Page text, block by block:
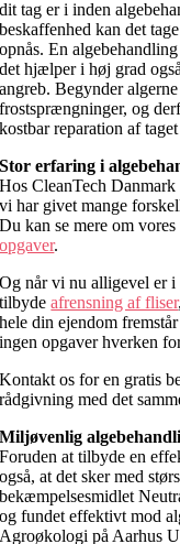
dit tag er i inden
beskaffenhed kan det
opnås. En
det hjælper i høj grad
angreb. Begynder
frostsprængninger, og
kostbar reparation af
Stor erfaring i
Hos CleanTech
vi har givet mange
Du kan se mere om
opgaver.
Og når vi nu alligevel er i
tilbydeafrensning af fliser
hele din ejendom
ingen opgaver hverken
Kontakt os for en gratis
rådgivning med det
Miljøvenlig
Foruden at tilbyde en
også, at det sker med
bekæmpelsesmidlet
og fundet effektivt mod
Agroøkologi på Aarhus